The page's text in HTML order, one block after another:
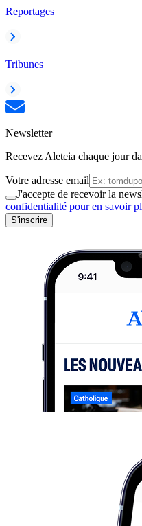
Reportages
Tribunes
Newsletter
Recevez Aleteia chaque jour
Votre adresse email
J'accepte de recevoir la
confidentialité pour en savoir
S'inscrire